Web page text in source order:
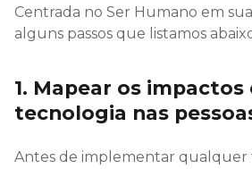
Centrada no Ser Humano em
alguns passos que listamos
1. Mapear os impactos
tecnologia nas
Antes de implementar qualquer